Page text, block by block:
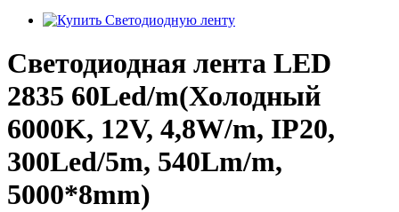
Светодиодная лента LED
2835 60Led/m(Холодный
6000K, 12V, 4,8W/m, IP20,
300Led/5m, 540Lm/m,
5000*8mm)